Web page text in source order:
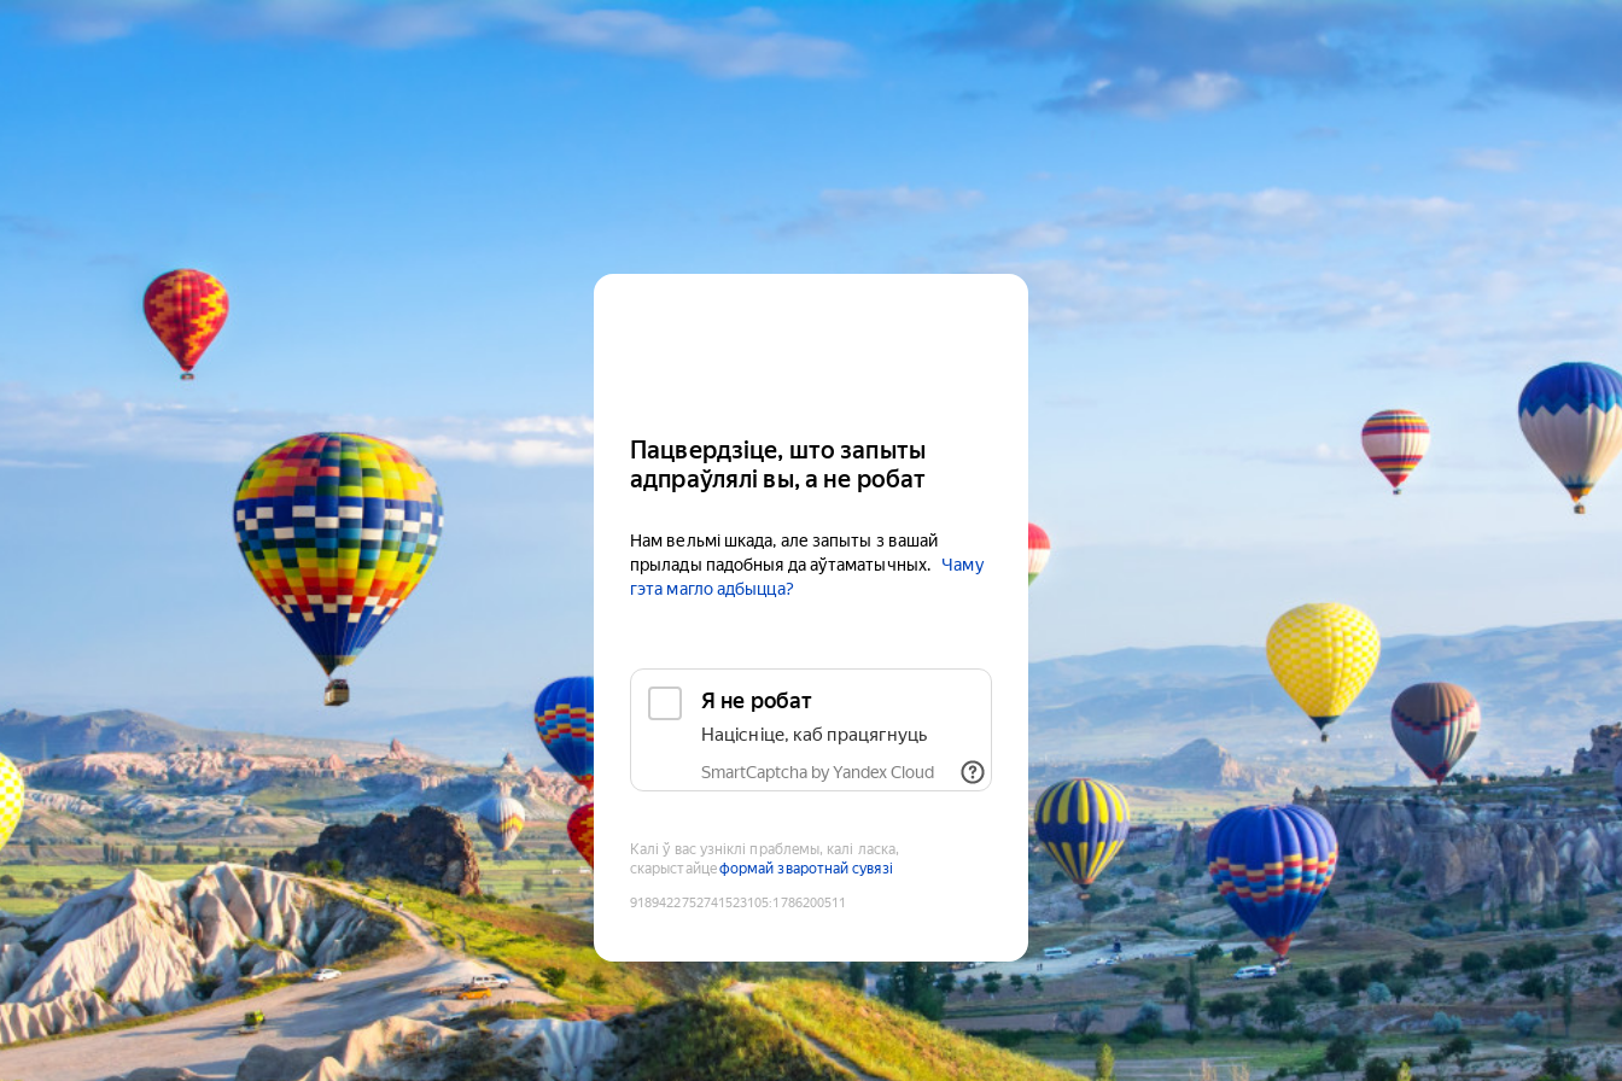
Пацвердзіце, што запыты
адпраўлялі вы, а не робат
Нам вельмі шкада, але запыты з вашай
прылады падобныя да аўтаматычных.
Чаму
гэта магло адбыцца?
Я не робат
Націсніце, каб працягнуць
SmartCaptcha by Yandex Cloud
Калі ў вас узніклі праблемы, калі ласка,
скарыстайцеформай зваротнай сувязі
9189422752741523105:1786200511